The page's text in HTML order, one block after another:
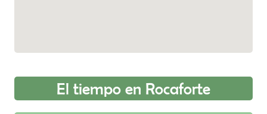
El tiempo en Rocaforte